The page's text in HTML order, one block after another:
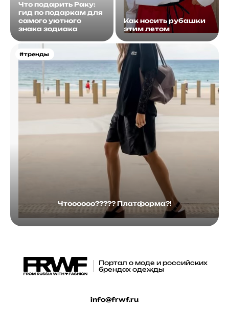
Что подарить Раку:
гид по подаркам для
самого уютного
знака зодиака
Как носить рубашки
этим летом
#тренды
Чтоооооо????? Платформа?!
Портал о моде и российских
брендах одежды
info@frwf.ru